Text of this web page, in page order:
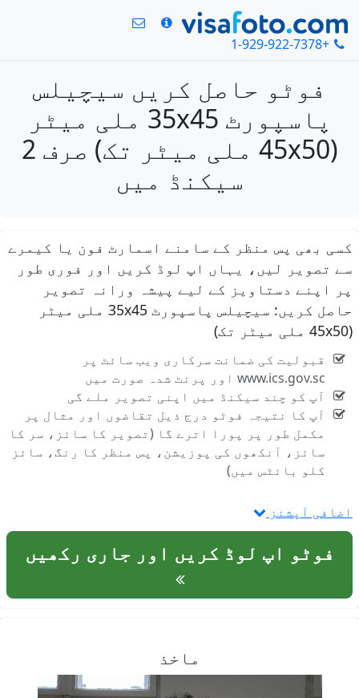
+1-929-922-7378
فوٹو حاصل کریں سیچیلس
پاسپورٹ 35x45 ملی میٹر
(45x50 ملی میٹر تک) صرف 2
سیکنڈ میں
کسی بھی پس منظر کے سامنے اسمارٹ فون یا کیمرے
سے تصویر لیں، یہاں اپ لوڈ کریں اور فوری طور
پر اپنے دستاویز کے لیے پیشہ ورانہ تصویر
حاصل کریں: سیچیلس پاسپورٹ 35x45 ملی میٹر
(45x50 ملی میٹر تک)
قبولیت کی ضمانت سرکاری ویب سائٹ پر
www.ics.gov.sc اور پرنٹ شدہ صورت میں
آپ کو چند سیکنڈ میں اپنی تصویر ملے گی
آپ کا نتیجہ فوٹو درج ذیل تقاضوں اور مثال پر
مکمل طور پر پورا اترے گا (تصویر کا سائز، سر کا
سائز، آنکھوں کی پوزیشن، پس منظر کا رنگ، سائز
کلو بائٹس میں)
اضافی آپشنز
فوٹو اپ لوڈ کریں اور جاری رکھیں
ماخذ